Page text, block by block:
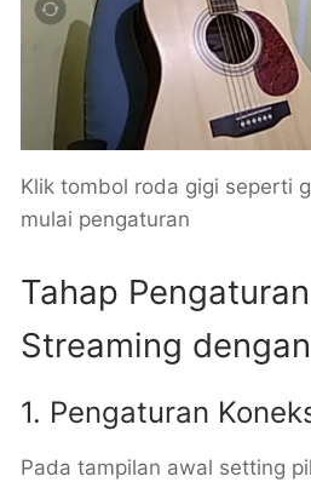
Klik tombol roda gigi seperti
mulai pengaturan
Tahap
Streaming
1. Pengaturan
Pada tampilan awal setting